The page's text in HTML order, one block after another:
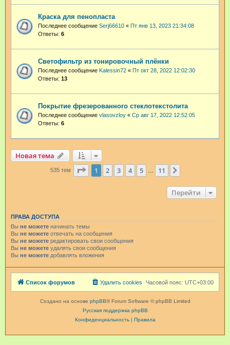
Краска для пенопласта
Последнее сообщение Serj66610 « Пт янв 13, 2023 21:34:08
Ответы: 6
Светофильтр из тонировочный плёнки
Последнее сообщение Kalessin72 « Пт окт 28, 2022 12:02:30
Ответы: 13
Покрытие фрезерованного стеклотекстолита
Последнее сообщение vlasovzloy « Ср авг 17, 2022 12:52:05
Ответы: 6
Новая тема
535 тем Страница из 11
1 2 3 4 5 … 11
Перейти
ПРАВА ДОСТУПА
Вы не можете начинать темы
Вы не можете отвечать на сообщения
Вы не можете редактировать свои сообщения
Вы не можете удалять свои сообщения
Вы не можете добавлять вложения
Список форумов Часовой пояс: UTC+03:00
Удалить cookies
Создано на основе phpBB® Forum Software © phpBB Limited
Русская поддержка phpBB
Конфиденциальность| Правила